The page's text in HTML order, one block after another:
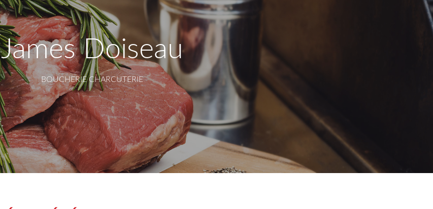
James Doiseau
BOUCHERIE CHARCUTERIE